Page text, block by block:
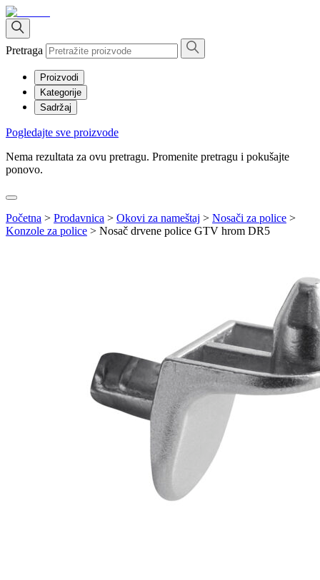
Pretraga
Proizvodi
Kategorije
Sadržaj
Pogledajte sve proizvode
Nema rezultata za ovu pretragu. Promenite pretragu i pokušajte
ponovo.
Početna > Prodavnica > Okovi za nameštaj > Nosači za police >
Konzole za police > Nosač drvene police GTV hrom DR5